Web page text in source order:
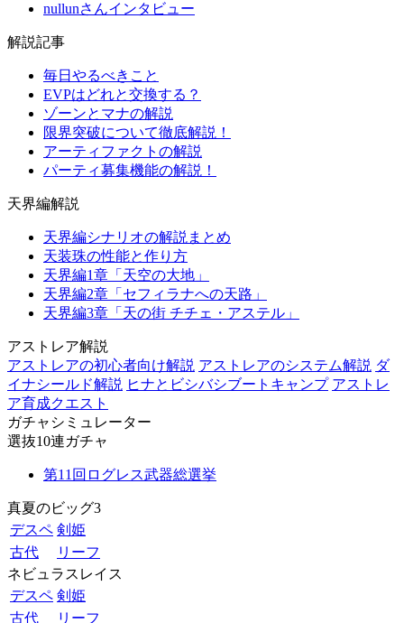
nullunさんインタビュー
解説記事
毎日やるべきこと
EVPはどれと交換する？
ゾーンとマナの解説
限界突破について徹底解説！
アーティファクトの解説
パーティ募集機能の解説！
天界編解説
天界編シナリオの解説まとめ
天装珠の性能と作り方
天界編1章「天空の大地」
天界編2章「セフィラナへの天路」
天界編3章「天の街 チチェ・アステル」
アストレア解説
アストレアの初心者向け解説 アストレアのシステム解説 ダ
イナシールド解説 ヒナとビシバシブートキャンプ アストレ
ア育成クエスト
ガチャシミュレーター
選抜10連ガチャ
第11回ログレス武器総選挙
真夏のビッグ3
デスペ 剣姫
古代
リーフ
ネビュラスレイス
デスペ 剣姫
古代
リーフ